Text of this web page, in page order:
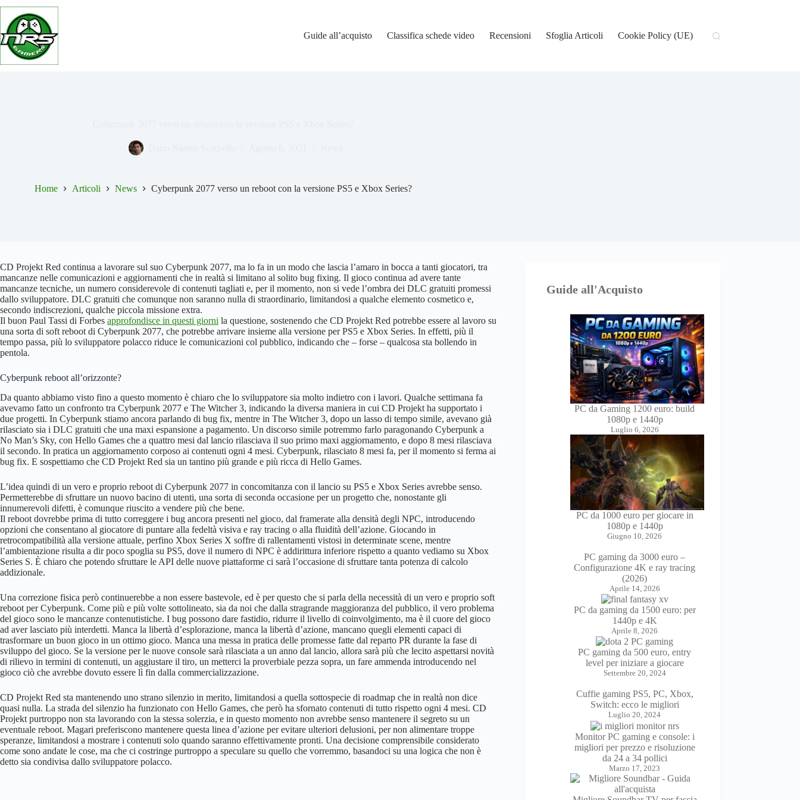
Salta
contenuto
Guide all’acquisto
Classifica schede video Recensioni Sfoglia Articoli Cookie Policy (UE)
Home Articoli News Cyberpunk 2077 verso un reboot con la versione PS5 e Xbox Series?
CD Projekt Red continua a lavorare sul suo Cyberpunk 2077, ma lo fa in un modo che lascia l’amaro in bocca a tanti giocatori, tra
mancanze nelle comunicazioni e aggiornamenti che in realtà si limitano al solito bug fixing. Il gioco continua ad avere tante
mancanze tecniche, un numero considerevole di contenuti tagliati e, per il momento, non si vede l’ombra dei DLC gratuiti promessi
dallo sviluppatore. DLC gratuiti che comunque non saranno nulla di straordinario, limitandosi a qualche elemento cosmetico e,
secondo indiscrezioni, qualche piccola missione extra.
Il buon Paul Tassi di Forbes approfondisce in questi giorni la questione, sostenendo che CD Projekt Red potrebbe essere al lavoro su
una sorta di soft reboot di Cyberpunk 2077, che potrebbe arrivare insieme alla versione per PS5 e Xbox Series. In effetti, più il
tempo passa, più lo sviluppatore polacco riduce le comunicazioni col pubblico, indicando che – forse – qualcosa sta bollendo in
pentola.
Cyberpunk reboot all’orizzonte?
Da quanto abbiamo visto fino a questo momento è chiaro che lo sviluppatore sia molto indietro con i lavori. Qualche settimana fa
avevamo fatto un confronto tra Cyberpunk 2077 e The Witcher 3, indicando la diversa maniera in cui CD Projekt ha supportato i
due progetti. In Cyberpunk stiamo ancora parlando di bug fix, mentre in The Witcher 3, dopo un lasso di tempo simile, avevano già
rilasciato sia i DLC gratuiti che una maxi espansione a pagamento. Un discorso simile potremmo farlo paragonando Cyberpunk a
No Man’s Sky, con Hello Games che a quattro mesi dal lancio rilasciava il suo primo maxi aggiornamento, e dopo 8 mesi rilasciava
il secondo. In pratica un aggiornamento corposo ai contenuti ogni 4 mesi. Cyberpunk, rilasciato 8 mesi fa, per il momento si ferma ai
bug fix. E sospettiamo che CD Projekt Red sia un tantino più grande e più ricca di Hello Games.
L’idea quindi di un vero e proprio reboot di Cyberpunk 2077 in concomitanza con il lancio su PS5 e Xbox Series avrebbe senso.
Permetterebbe di sfruttare un nuovo bacino di utenti, una sorta di seconda occasione per un progetto che, nonostante gli
innumerevoli difetti, è comunque riuscito a vendere più che bene.
Il reboot dovrebbe prima di tutto correggere i bug ancora presenti nel gioco, dal framerate alla densità degli NPC, introducendo
opzioni che consentano al giocatore di puntare alla fedeltà visiva e ray tracing o alla fluidità dell’azione. Giocando in
retrocompatibilità alla versione attuale, perfino Xbox Series X soffre di rallentamenti vistosi in determinate scene, mentre
l’ambientazione risulta a dir poco spoglia su PS5, dove il numero di NPC è addirittura inferiore rispetto a quanto vediamo su Xbox
Series S. È chiaro che potendo sfruttare le API delle nuove piattaforme ci sarà l’occasione di sfruttare tanta potenza di calcolo
addizionale.
Una correzione fisica però continuerebbe a non essere bastevole, ed è per questo che si parla della necessità di un vero e proprio soft
reboot per Cyberpunk. Come più e più volte sottolineato, sia da noi che dalla stragrande maggioranza del pubblico, il vero problema
del gioco sono le mancanze contenutistiche. I bug possono dare fastidio, ridurre il livello di coinvolgimento, ma è il cuore del gioco
ad aver lasciato più interdetti. Manca la libertà d’esplorazione, manca la libertà d’azione, mancano quegli elementi capaci di
trasformare un buon gioco in un ottimo gioco. Manca una messa in pratica delle promesse fatte dal reparto PR durante la fase di
sviluppo del gioco. Se la versione per le nuove console sarà rilasciata a un anno dal lancio, allora sarà più che lecito aspettarsi novità
di rilievo in termini di contenuti, un aggiustare il tiro, un metterci la proverbiale pezza sopra, un fare ammenda introducendo nel
gioco ciò che avrebbe dovuto essere lì fin dalla commercializzazione.
CD Projekt Red sta mantenendo uno strano silenzio in merito, limitandosi a quella sottospecie di roadmap che in realtà non dice
quasi nulla. La strada del silenzio ha funzionato con Hello Games, che però ha sfornato contenuti di tutto rispetto ogni 4 mesi. CD
Projekt purtroppo non sta lavorando con la stessa solerzia, e in questo momento non avrebbe senso mantenere il segreto su un
eventuale reboot. Magari preferiscono mantenere questa linea d’azione per evitare ulteriori delusioni, per non alimentare troppe
speranze, limitandosi a mostrare i contenuti solo quando saranno effettivamente pronti. Una decisione comprensibile considerato
come sono andate le cose, ma che ci costringe purtroppo a speculare su quello che vorremmo, basandoci su una logica che non è
detto sia condivisa dallo sviluppatore polacco.
Guide all'Acquisto
PC da Gaming 1200 euro: build
1080p e 1440p
Luglio 6, 2026
PC da 1000 euro per giocare in
1080p e 1440p
Giugno 10, 2026
PC gaming da 3000 euro –
Configurazione 4K e ray tracing
(2026)
Aprile 14, 2026
PC da gaming da 1500 euro: per
1440p e 4K
Aprile 8, 2026
PC gaming da 500 euro, entry
level per iniziare a giocare
Settembre 20, 2024
Cuffie gaming PS5, PC, Xbox,
Switch: ecco le migliori
Luglio 20, 2024
Monitor PC gaming e console: i
migliori per prezzo e risoluzione
da 24 a 34 pollici
Marzo 17, 2023